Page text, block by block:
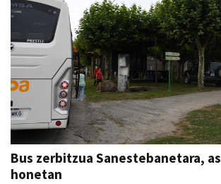
Bus zerbitzua Sanestebanetara,
honetan